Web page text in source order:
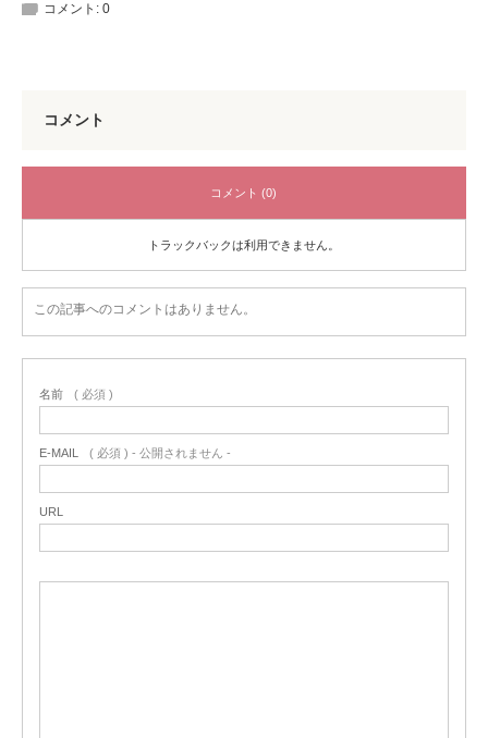
コメント: 0
コメント
コメント (0)
トラックバックは利用できません。
この記事へのコメントはありません。
名前 ( 必須 )
E-MAIL ( 必須 ) - 公開されません -
URL